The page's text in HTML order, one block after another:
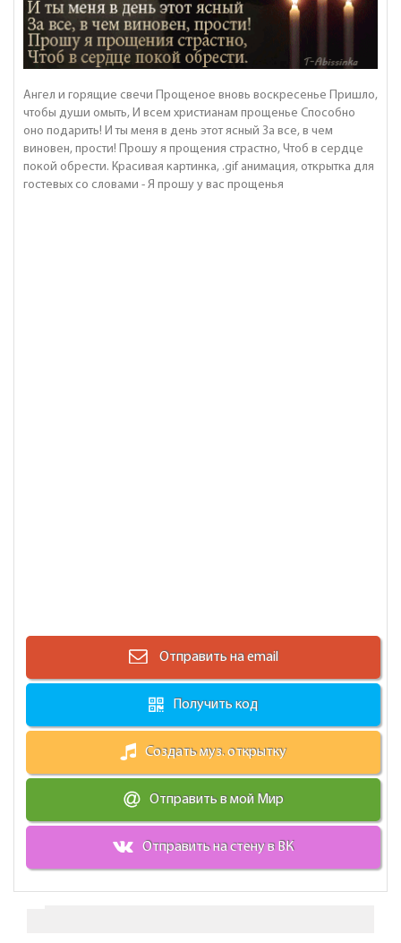
Ангел и горящие свечи Прощеное вновь воскресенье Пришло,
чтобы души омыть, И всем христианам прощенье Способно
оно подарить! И ты меня в день этот ясный За все, в чем
виновен, прости! Прошу я прощения страстно, Чтоб в сердце
покой обрести. Красивая картинка, .gif анимация, открытка для
гостевых со словами - Я прошу у вас прощенья
Отправить на email
Получить код
Создать муз. открытку
Отправить в мой Мир
Отправить на стену в ВК